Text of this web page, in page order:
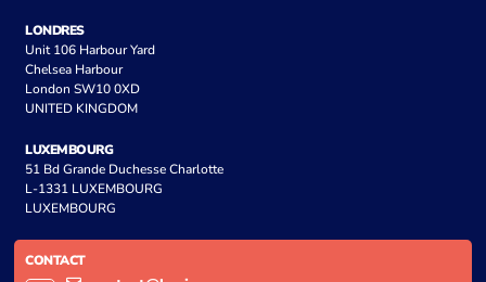
LONDRES
Unit 106 Harbour Yard
Chelsea Harbour
London SW10 0XD
UNITED KINGDOM
LUXEMBOURG
51 Bd Grande Duchesse Charlotte
L-1331 LUXEMBOURG
LUXEMBOURG
CONTACT